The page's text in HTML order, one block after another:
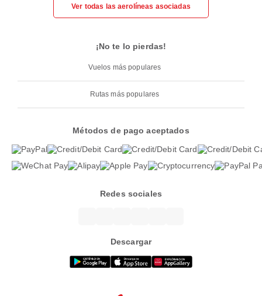
Ver todas las aerolíneas asociadas
¡No te lo pierdas!
Vuelos más populares
Rutas más populares
Métodos de pago aceptados
Redes sociales
Descargar